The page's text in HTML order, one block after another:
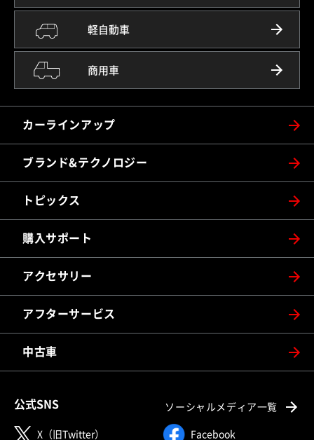
カーラインアップ
軽自動車
商用車
ブランド&テクノロジー
トピックス
購入サポート
アクセサリー
アフターサービス
中古車
公式SNS ソーシャルメディア一覧
X（旧Twitter） Facebook